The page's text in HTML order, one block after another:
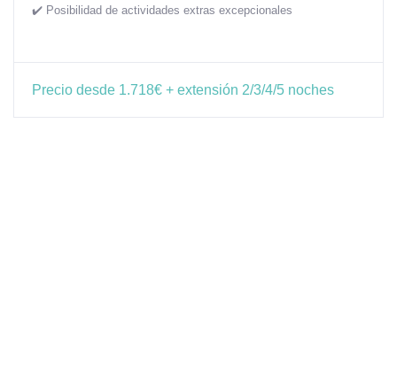
✔️ Posibilidad de actividades extras excepcionales
Precio desde 1.718€ + extensión 2/3/4/5 noches